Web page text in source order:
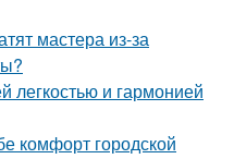
мастера из-за
легкостью и гармонией
комфорт городской